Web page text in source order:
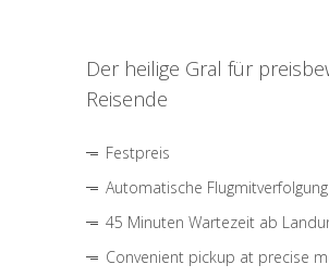
Der heilige Gral für
Reisende
Festpreis
Automatische Flugmitverfolgung
45 Minuten Wartezeit ab
Convenient pickup at precise